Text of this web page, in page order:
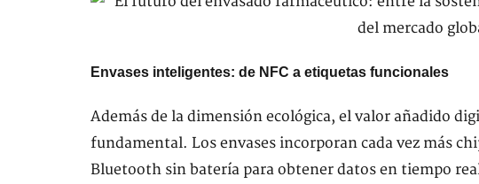
Envases inteligentes: de NFC a etiquetas funcionales
Además de la dimensión ecológica, el valor añadido
fundamental. Los envases incorporan cada vez más
Bluetooth sin batería para obtener datos en tiempo